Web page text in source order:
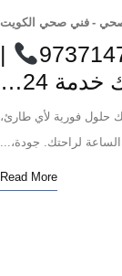
فني صحي الكويت
|
24…
لك حلول فورية لأي طارئ،
لراحتك. جودة،...
Read More